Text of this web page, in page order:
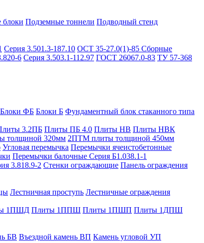
блоки Подземные тоннели Подводный стенд
Серия 3.501.3-187.10 ОСТ 35-27.0(1)-85 Сборные
6 Серия 3.503.1-112.97 ГОСТ 26067.0-83 ТУ 57-368
Блоки ФБ Блоки Б Фундаментный блок стаканного типа
3.2ПБ Плиты ПБ 4.0 Плиты НВ Плиты НВК
толщиной 320мм 2ПТМ плиты толщиной 450мм
Угловая перемычка Перемычки ячеистобетонные
Перемычки балочные Серия Б1.038.1-1
3.818.9-2 Стенки ограждающие Панель ограждения
Лестничная проступь Лестничные ограждения
1ПШД Плиты 1ППШ Плиты 1ПШП Плиты 1ДПШ
БВ Въездной камень ВП Камень угловой УП